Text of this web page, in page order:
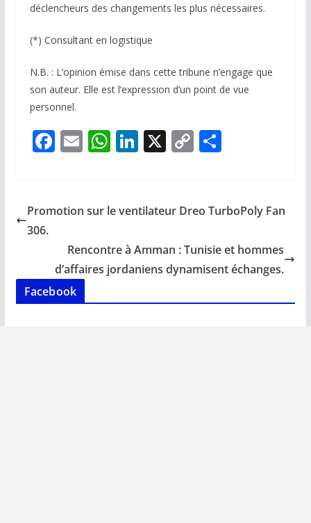
déclencheurs des changements les plus nécessaires.
(*) Consultant en logistique
N.B. : L’opinion émise dans cette tribune n’engage que
son auteur. Elle est l’expression d’un point de vue
personnel.
F
b
k
E
l
W
s
p
p
Li
e
n
X C
y
n
k
P
g
Promotion sur le ventilateur Dreo TurboPoly Fan
306.
Rencontre à Amman : Tunisie et hommes
d’affaires jordaniens dynamisent échanges.
Facebook